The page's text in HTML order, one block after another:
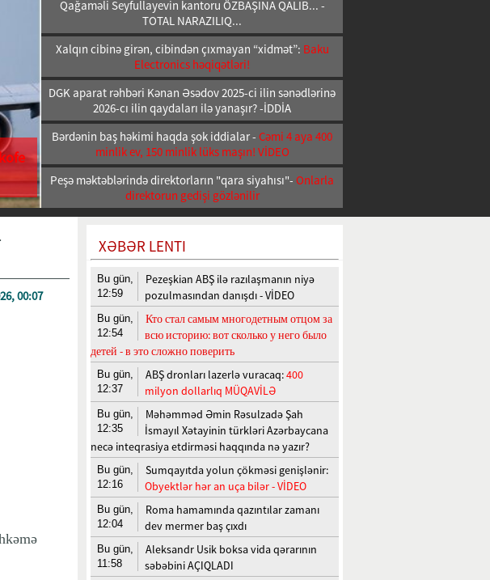
Qağaməli Seyfullayevin kantoru ÖZBAŞINA QALIB... -
TOTAL NARAZILIQ...
Xalqın cibinə girən, cibindən çıxmayan “xidmət”: Baku
Electronics həqiqətləri!
DGK aparat rəhbəri Kənan Əsədov 2025-ci ilin sənədlərinə
2026-cı ilin qaydaları ilə yanaşır? -İDDİA
Bərdənin baş həkimi haqda şok iddialar - Cəmi 4 aya 400
minlik ev, 150 minlik lüks maşın! VİDEO
Peşə məktəblərində direktorların "qara siyahısı"- Onlarla
direktorun gedişi gözlənilir
00:07
XƏBƏR LENTI
Bu gün,
12:59
Pezeşkian ABŞ ilə razılaşmanın niyə
pozulmasından danışdı - VİDEO
Bu gün,
12:54
Кто стал самым многодетным отцом за
всю историю: вот сколько у него было
детей - в это сложно поверить
Bu gün,
12:37
ABŞ dronları lazerlə vuracaq:400
milyon dollarlıq MÜQAVİLƏ
Bu gün,
12:35
Məhəmməd Əmin Rəsulzadə Şah
İsmayıl Xətayinin türkləri Azərbaycana
necə inteqrasiya etdirməsi haqqında nə yazır?
Bu gün,
12:16
Sumqayıtda yolun çökməsi genişlənir:
Obyektlər hər an uça bilər - VİDEO
Bu gün,
12:04
Roma hamamında qazıntılar zamanı
dev mermer baş çıxdı
Bu gün,
11:58
Aleksandr Usik boksa vida qərarının
səbəbini AÇIQLADI